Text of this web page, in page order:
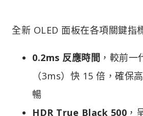
全新 OLED 面板在各項關鍵指
0.2ms 反應時間 ，較前一
（3ms）快 15 倍，確保
暢
HDR True Black 500 ，